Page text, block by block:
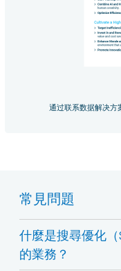
通过联系数据解决方
常見問題
什麼是搜尋優化（
的業務？